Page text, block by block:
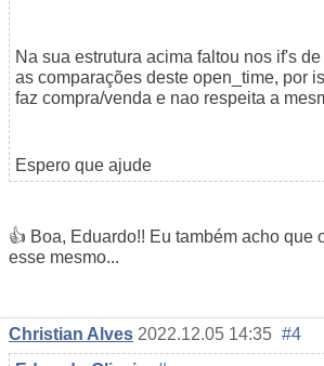
Na sua estrutura acima faltou nos if's
as comparações deste open_time, por
faz compra/venda e nao respeita a
Espero que ajude
👍 Boa, Eduardo!! Eu também acho que
esse mesmo...
Christian Alves 2022.12.05 14:35 #4